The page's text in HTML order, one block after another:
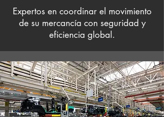
Expertos en coordinar el movimiento
de su mercancía con seguridad y
eficiencia global.